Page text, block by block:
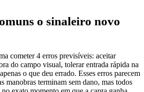
o sinaleiro novo
cometer 4 erros previsíveis: aceitar
do campo visual, tolerar entrada rápida na
o que deu errado. Esses erros parecem
manobras terminam sem dano, mas todos